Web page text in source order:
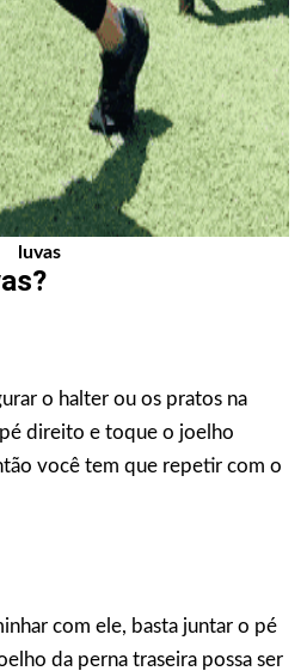
luvas
?
o halter ou os pratos na
direito e toque o joelho
você tem que repetir com o
com ele, basta juntar o pé
da perna traseira possa ser